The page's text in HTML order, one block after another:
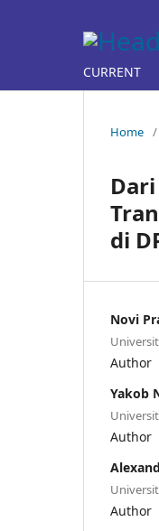
CURRENT
Home /
di
Novi
Author
Yakob
Author
Author